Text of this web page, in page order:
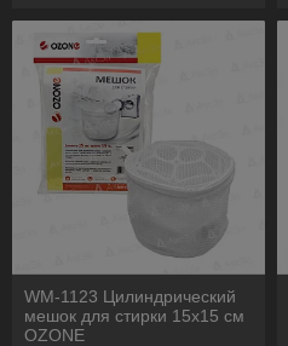
WM-1123 Цилиндрический
мешок для стирки 15х15 см
OZONE